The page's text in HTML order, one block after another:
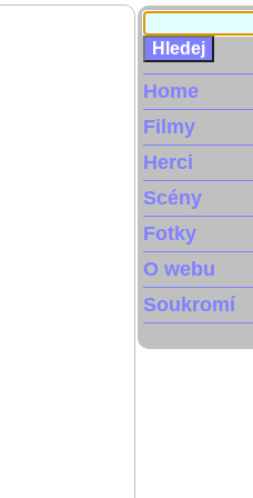
Home
Filmy
Herci
Scény
Fotky
O webu
Soukromí